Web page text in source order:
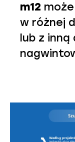
m12
w różnej
lub z inną